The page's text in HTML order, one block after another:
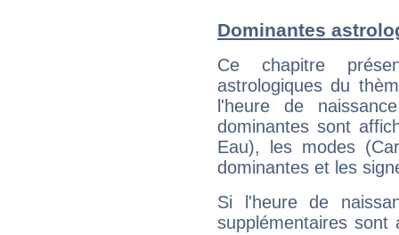
Dominantes
Ce chapitre
astrologiques du
l'heure de
dominantes sont
Eau), les modes
dominantes et les
Si l'heure de
supplémentaires sont